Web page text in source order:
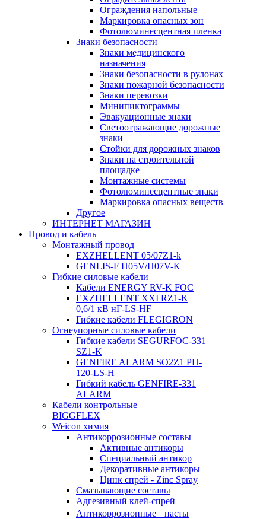
Ограждения напольные
Маркировка опасных зон
Фотолюминесцентная пленка
Знаки безопасности
Знаки медицинского
назначения
Знаки безопасности в рулонах
Знаки пожарной безопасности
Знаки перевозки
Минипиктограммы
Эвакуационные знаки
Светоотражающие дорожные
знаки
Стойки для дорожных знаков
Знаки на строительной
площадке
Монтажные системы
Фотолюминесцентные знаки
Маркировка опасных веществ
Другое
ИНТЕРНЕТ МАГАЗИН
Провод и кабель
Монтажный провод
EXZHELLENT 05/07Z1-k
GENLIS-F Н05V/H07V-K
Гибкие силовые кабели
Кабели ENERGY RV-K FOC
EXZHELLENT XXI RZ1-K
0,6/1 кВ нГ-LS-HF
Гибкие кабели FLEGIGRON
Огнеупорные силовые кабели
Гибкие кабели SEGURFOC-331
SZ1-K
GENFIRE ALARM SO2Z1 PH-
120-LS-H
Гибкий кабель GENFIRE-331
ALARM
Кабели контрольные
BIGGFLEX
Weicon химия
Антикоррозионные составы
Активные антикоры
Специальный антикор
Декоративные антикоры
Цинк спрей - Zinc Spray
Смазывающие составы
Адгезивный клей-спрей
Антикоррозионные пасты